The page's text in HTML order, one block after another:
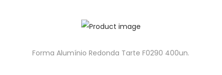
Forma Alumínio Redonda Tarte F0290 400un.